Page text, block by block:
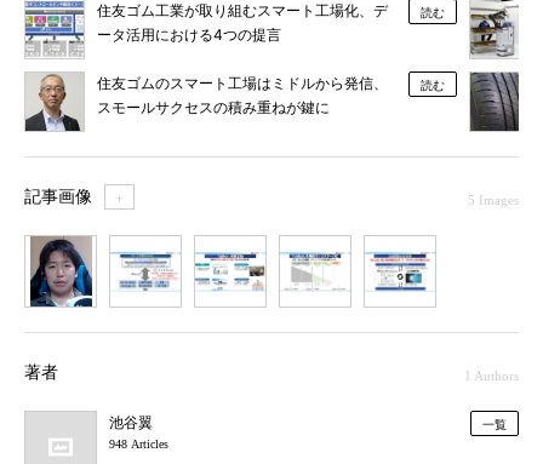
住友ゴム工業が取り組むスマート工場化、デ
ータ活用における4つの提言
読む
住友ゴムのスマート工場はミドルから発信、
スモールサクセスの積み重ねが鍵に
読む
記事画像 ＋ 5 Images
著者 1 Authors
池谷翼
948 Articles
一覧